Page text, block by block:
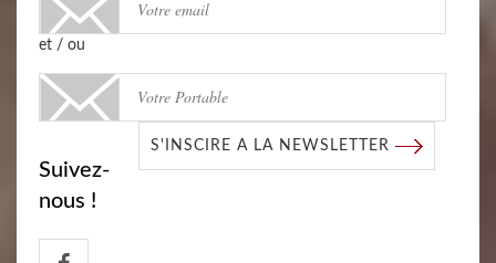
et / ou
S'INSCIRE A LA NEWSLETTER
Suivez-
nous !